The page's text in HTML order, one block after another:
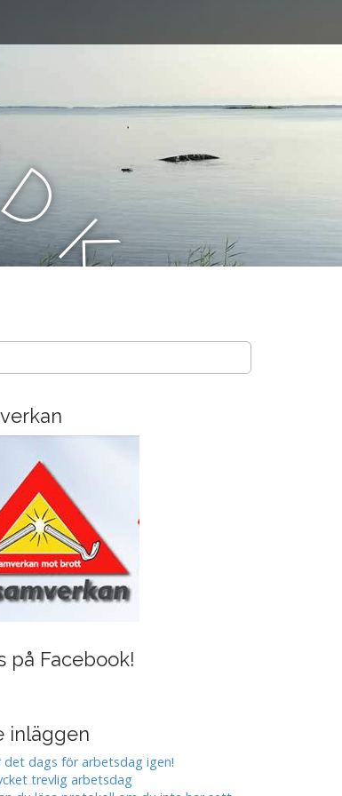
k
p
på Facebook!
inläggen
det dags för arbetsdag igen!
trevlig arbetsdag